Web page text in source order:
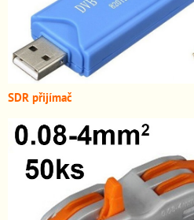
SDR přijímač